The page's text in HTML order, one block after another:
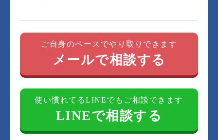
ご自身のペースでやり取りできます
メールで相談する
使い慣れてるLINEでもご相談できます
LINEで相談する